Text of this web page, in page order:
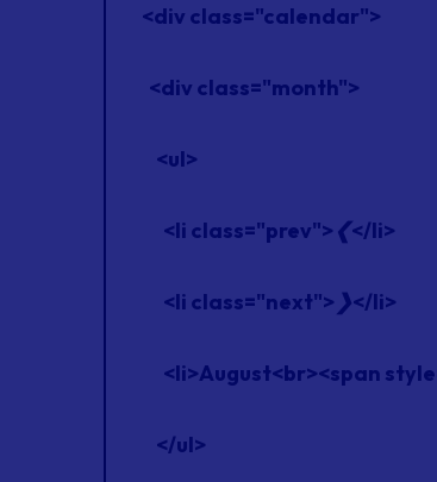
<div class="calendar">
<div class="month">
<ul>
<li class="prev"> ❮</li>
<li class="next"> ❯</li>
<li>August<br><span
</ul>